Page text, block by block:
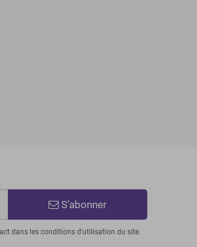
S’abonner
dans les conditions d'utilisation du site.